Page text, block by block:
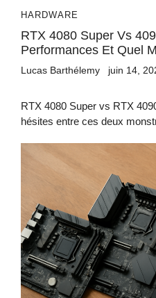
HARDWARE
RTX 4080 Super Vs
Performances Et Quel
Lucas Barthélemy juin 14,
RTX 4080 Super vs RTX
hésites entre ces deux